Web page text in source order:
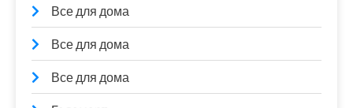
Все для дома
Все для дома
Все для дома